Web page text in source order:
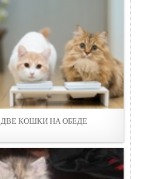
ДВЕ КОШКИ НА ОБЕДЕ